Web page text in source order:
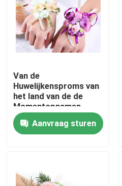
Kwaliteitscontrole
Neem contact met ons op
Nieuws
Gevallen
Decoratief Kunstmatig Gras
Van de
Huwelijkensproms van
het land van de de
Momentopnamen
Kunstzijde de
Corsages van de de
Bloemenpols
Aanvraag sturen